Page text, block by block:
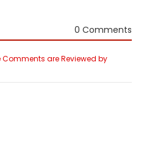
0 Comments
Comments are Reviewed by